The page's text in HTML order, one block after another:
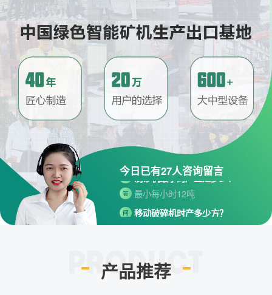
今日已有27人咨询留言
问 请问厂家地址在哪？
答
河南省郑州市高新技术开发区梧
桐街与红松路交叉口中国高端矿
机生产出口基地园区
问 制砂机最小的产量是多少？
答 最小每小时12吨
问 移动破碎机时产多少方？
答 每小时30-300方的型号都有。
问 小型的制砂机类型有哪些？
产品推荐